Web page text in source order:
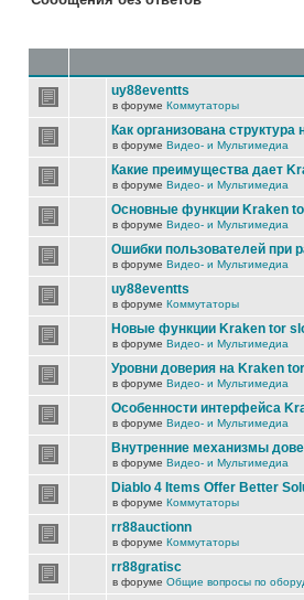
uy88eventts
в форуме Коммутаторы
Как организована
в форуме Видео- и Мультимедиа
Какие преимущества дает
в форуме Видео- и Мультимедиа
Основные функции Kraken
в форуме Видео- и Мультимедиа
Ошибки пользователей при
в форуме Видео- и Мультимедиа
uy88eventts
в форуме Коммутаторы
Новые функции Kraken tor
в форуме Видео- и Мультимедиа
Уровни доверия на Kraken
в форуме Видео- и Мультимедиа
Особенности интерфейса
в форуме Видео- и Мультимедиа
Внутренние механизмы
в форуме Видео- и Мультимедиа
Diablo 4 Items Offer Better
в форуме Коммутаторы
rr88auctionn
в форуме Коммутаторы
rr88gratisc
в форуме Общие вопросы по